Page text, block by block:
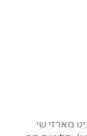
מארזי שי